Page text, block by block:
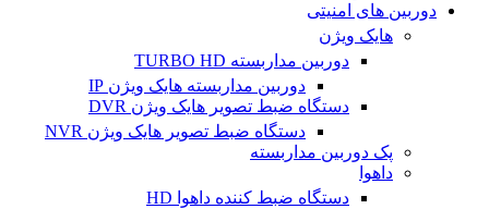
دوربین های امنیتی
هایک ویژن
دوربین مداربسته TURBO HD
دوربین مداربسته هایک ویژن IP
دستگاه ضبط تصویر هایک ویژن DVR
دستگاه ضبط تصویر هایک ویژن NVR
پک دوربین مداربسته
داهوا
دستگاه ضبط کننده داهوا HD